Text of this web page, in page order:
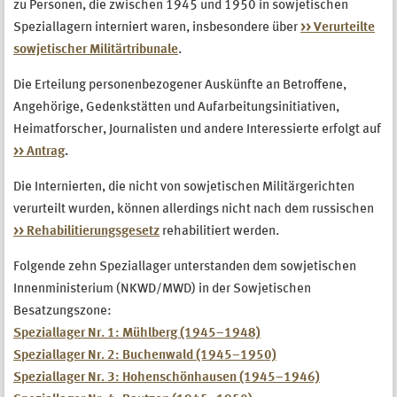
zu Personen, die zwischen 1945 und 1950 in sowjetischen
Speziallagern interniert waren, insbesondere über >> Verurteilte
sowjetischer Militärtribunale.
Die Erteilung personenbezogener Auskünfte an Betroffene,
Angehörige, Gedenkstätten und Aufarbeitungsinitiativen,
Heimatforscher, Journalisten und andere Interessierte erfolgt auf
>> Antrag.
Die Internierten, die nicht von sowjetischen Militärgerichten
verurteilt wurden, können allerdings nicht nach dem russischen
>> Rehabilitierungsgesetz rehabilitiert werden.
Folgende zehn Speziallager unterstanden dem sowjetischen
Innenministerium (NKWD/MWD) in der Sowjetischen
Besatzungszone:
Speziallager Nr. 1: Mühlberg (1945–1948)
Speziallager Nr. 2: Buchenwald (1945–1950)
Speziallager Nr. 3: Hohenschönhausen (1945–1946)